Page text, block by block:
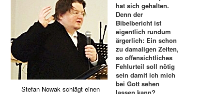
Stefan Nowak schlägt einen
hat sich gehalten.
Denn der
Bibelbericht ist
eigentlich rundum
ärgerlich: Ein schon
zu damaligen Zeiten,
so offensichtliches
Fehlurteil soll nötig
sein damit ich mich
bei Gott sehen